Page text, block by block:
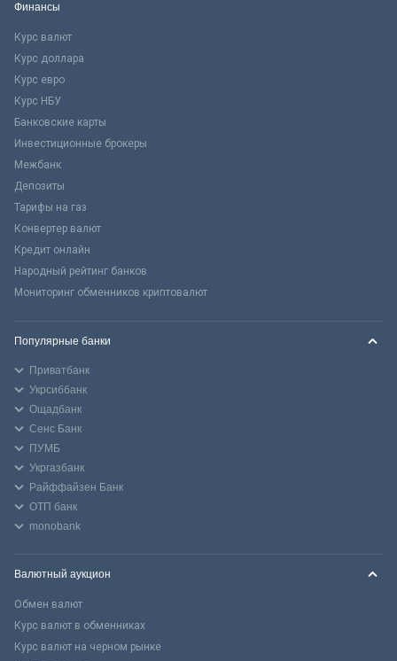
Финансы
Курс валют
Курс доллара
Курс евро
Курс НБУ
Банковские карты
Инвестиционные брокеры
Межбанк
Депозиты
Тарифы на газ
Конвертер валют
Кредит онлайн
Народный рейтинг банков
Мониторинг обменников криптовалют
Популярные банки
Приватбанк
Укрсиббанк
Ощадбанк
Сенс Банк
ПУМБ
Укргазбанк
Райффайзен Банк
ОТП банк
monobank
Валютный аукцион
Обмен валют
Курс валют в обменниках
Курс валют на черном рынке